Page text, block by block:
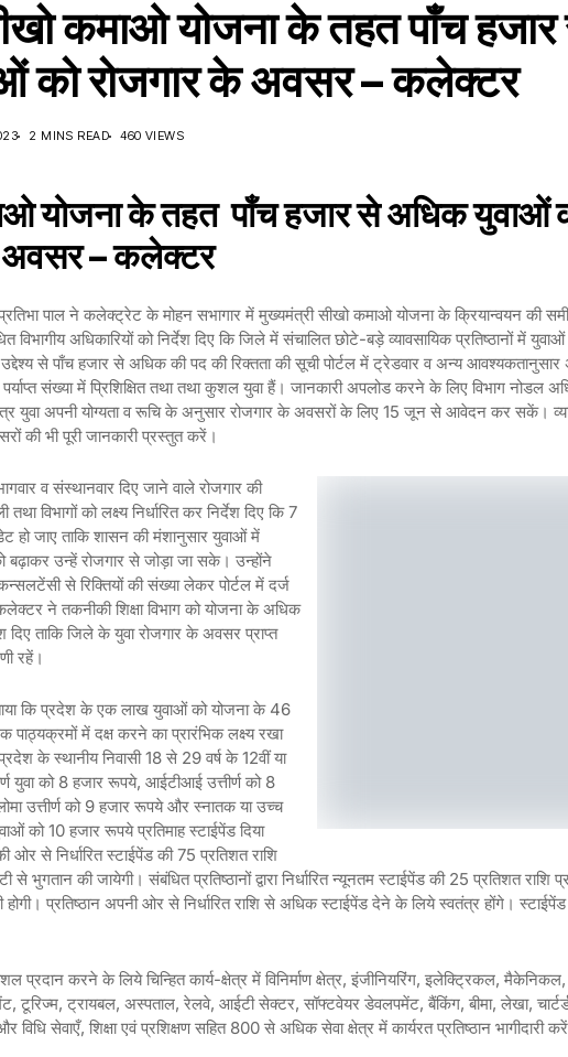
कमाओ योजना के तहत पाँच
को रोजगार के अवसर – कलेक्टर
2 MINS READ 460 VIEWS
योजना के तहत पाँच हजार से अधिक युवाओं
अवसर – कलेक्टर
पाल ने कलेक्ट्रेट के मोहन सभागार में मुख्यमंत्री सीखो कमाओ योजना के क्रियान्वयन की
विभागीय अधिकारियों को निर्देश दिए कि जिले में संचालित छोटे-बड़े व्यावसायिक प्रतिष्ठानों में
से पाँच हजार से अधिक की पद की रिक्तता की सूची पोर्टल में ट्रेडवार व अन्य
संख्या में प्रिशिक्षित तथा तथा कुशल युवा हैं। जानकारी अपलोड करने के लिए विभाग नोडल
युवा अपनी योग्यता व रूचि के अनुसार रोजगार के अवसरों के लिए 15 जून से आवेदन कर सकें।
की भी पूरी जानकारी प्रस्तुत करें।
व संस्थानवार दिए जाने वाले रोजगार की
तथा विभागों को लक्ष्य निर्धारित कर निर्देश दिए कि 7
हो जाए ताकि शासन की मंशानुसार युवाओं में
बढ़ाकर उन्हें रोजगार से जोड़ा जा सके। उन्होंने
कन्सलटेंसी से रिक्तियों की संख्या लेकर पोर्टल में दर्ज
ने तकनीकी शिक्षा विभाग को योजना के अधिक
दिए ताकि जिले के युवा रोजगार के अवसर प्राप्त
रहें।
कि प्रदेश के एक लाख युवाओं को योजना के 46
में दक्ष करने का प्रारंभिक लक्ष्य रखा
के स्थानीय निवासी 18 से 29 वर्ष के 12वीं या
युवा को 8 हजार रूपये, आईटीआई उत्तीर्ण को 8
उत्तीर्ण को 9 हजार रूपये और स्नातक या उच्च
को 10 हजार रूपये प्रतिमाह स्टाईपेंड दिया
ओर से निर्धारित स्टाईपेंड की 75 प्रतिशत राशि
से भुगतान की जायेगी। संबंधित प्रतिष्ठानों द्वारा निर्धारित न्यूनतम स्टाईपेंड की 25 प्रतिशत राशि
प्रतिष्ठान अपनी ओर से निर्धारित राशि से अधिक स्टाईपेंड देने के लिये स्वतंत्र होंगे। स्टाईपेंड
प्रदान करने के लिये चिन्हित कार्य-क्षेत्र में विनिर्माण क्षेत्र, इंजीनियरिंग, इलेक्ट्रिकल,
टूरिज्म, ट्रायबल, अस्पताल, रेलवे, आईटी सेक्टर, सॉफ्टवेयर डेवलपमेंट, बैंकिंग, बीमा, लेखा,
विधि सेवाएँ, शिक्षा एवं प्रशिक्षण सहित 800 से अधिक सेवा क्षेत्र में कार्यरत प्रतिष्ठान भागीदारी